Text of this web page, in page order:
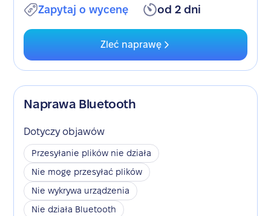
Zapytaj o wycenę od 2 dni
Zleć naprawę
Naprawa Bluetooth
Dotyczy objawów
Przesyłanie plików nie działa
Nie mogę przesyłać plików
Nie wykrywa urządzenia
Nie działa Bluetooth